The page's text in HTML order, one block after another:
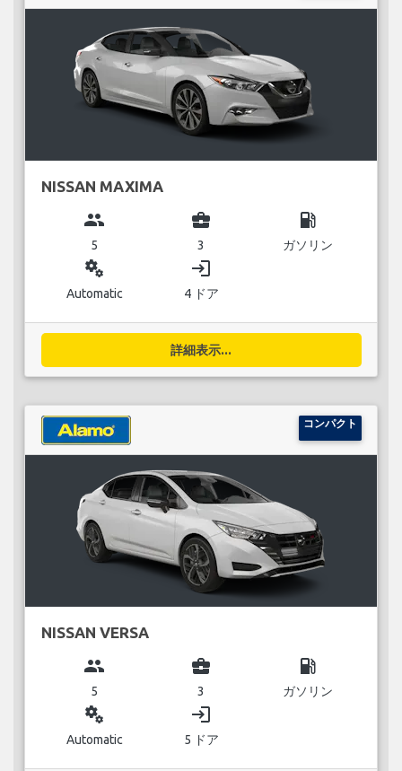
NISSAN MAXIMA
group
5
business_center
3
local_gas_station
ガソリン
miscellaneous_services
Automatic
login
4 ドア
詳細表示...
コンパクト
NISSAN VERSA
group
5
business_center
3
local_gas_station
ガソリン
miscellaneous_services
Automatic
login
5 ドア